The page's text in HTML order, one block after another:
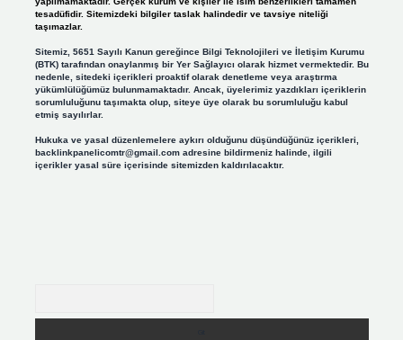
tesadüfidir. Sitemizdeki bilgiler taslak halindedir ve tavsiye niteliği
taşımazlar.
Sitemiz, 5651 Sayılı Kanun gereğince Bilgi Teknolojileri ve İletişim Kurumu
(BTK) tarafından onaylanmış bir Yer Sağlayıcı olarak hizmet vermektedir. Bu
nedenle, sitedeki içerikleri proaktif olarak denetleme veya araştırma
yükümlülüğümüz bulunmamaktadır. Ancak, üyelerimiz yazdıkları içeriklerin
sorumluluğunu taşımakta olup, siteye üye olarak bu sorumluluğu kabul
etmiş sayılırlar.
Hukuka ve yasal düzenlemelere aykırı olduğunu düşündüğünüz içerikleri,
backlinkpanelicomtr@gmail.comadresine bildirmeniz halinde, ilgili
içerikler yasal süre içerisinde sitemizden kaldırılacaktır.